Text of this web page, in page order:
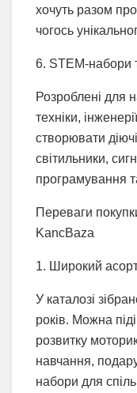
хочуть разом
чогось
6. STEM-набори
Розроблені для
техніки,
створювати
світильники,
програмування
Переваги
KancBaza
1. Широкий
У каталозі
років. Можна
розвитку
навчання,
набори для